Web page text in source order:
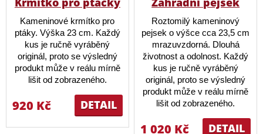
Kameninové krmítko pro
ptáky. Výška 23 cm. Každý
kus je ručně vyráběný
originál, proto se výsledný
produkt může v reálu mírně
lišit od zobrazeného.
DETAIL
920 Kč
Roztomilý kameninový
pejsek o výšce cca 23,5 cm
mrazuvzdorná. Dlouhá
životnost a odolnost. Každý
kus je ručně vyráběný
originál, proto se výsledný
produkt může v reálu mírně
lišit od zobrazeného.
DETAIL
1 020 Kč